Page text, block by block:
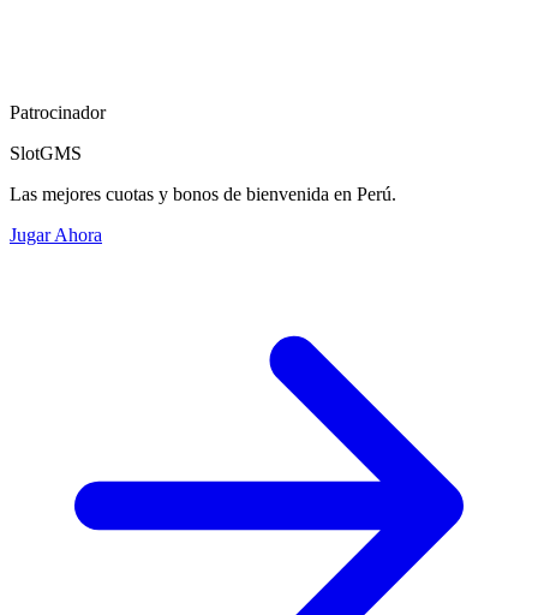
Patrocinador
SlotGMS
Las mejores cuotas y bonos de bienvenida en Perú.
Jugar Ahora